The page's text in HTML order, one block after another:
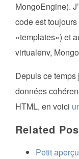
MongoEngine).
code est
«templates») et
virtualenv,
Depuis ce temps
données
HTML, en voici
Related
Petit